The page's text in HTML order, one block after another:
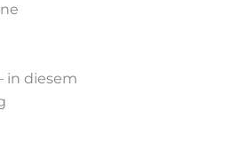
in diesem